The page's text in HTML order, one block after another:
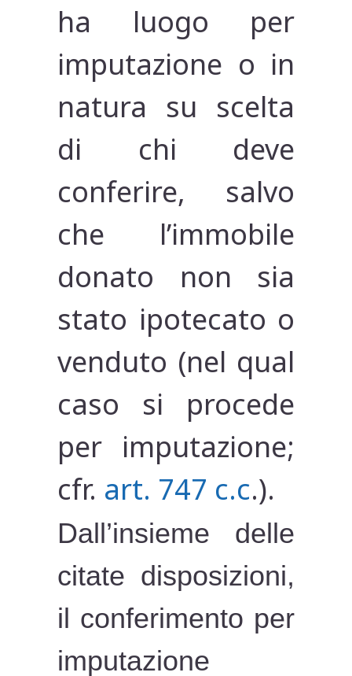
ha luogo per
imputazione o in
natura su scelta
di chi deve
conferire, salvo
che l’immobile
donato non sia
stato ipotecato o
venduto (nel qual
caso si procede
per imputazione;
cfr. art. 747 c.c.).
Dall’insieme delle
citate disposizioni,
il conferimento per
imputazione